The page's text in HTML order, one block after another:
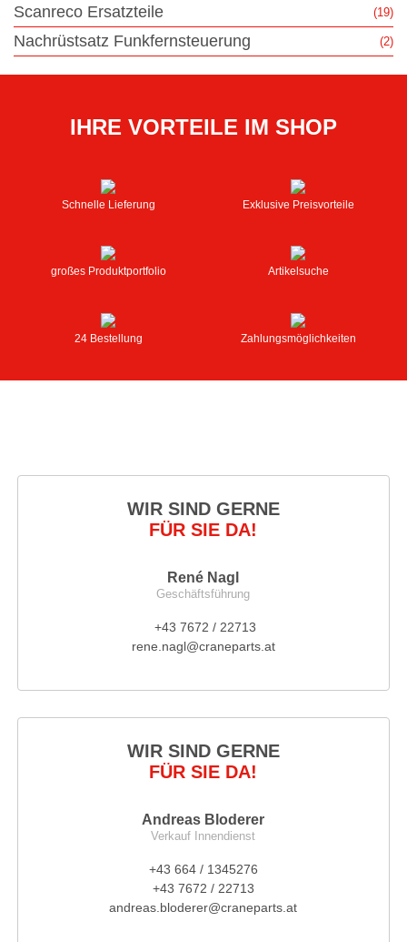
Scanreco Ersatzteile (19)
Nachrüstsatz Funkfernsteuerung (2)
IHRE VORTEILE IM SHOP
Schnelle Lieferung Exklusive Preisvorteile
großes Produktportfolio Artikelsuche
24 Bestellung Zahlungsmöglichkeiten
WIR SIND GERNE
FÜR SIE DA!
René Nagl
Geschäftsführung
+43 7672 / 22713
rene.nagl@craneparts.at
WIR SIND GERNE
FÜR SIE DA!
Andreas Bloderer
Verkauf Innendienst
+43 664 / 1345276
+43 7672 / 22713
andreas.bloderer@craneparts.at